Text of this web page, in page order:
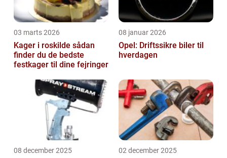
03 marts 2026
Kager i roskilde sådan
finder du de bedste
festkager til dine fejringer
08 januar 2026
Opel: Driftssikre biler til
hverdagen
08 december 2025 02 december 2025